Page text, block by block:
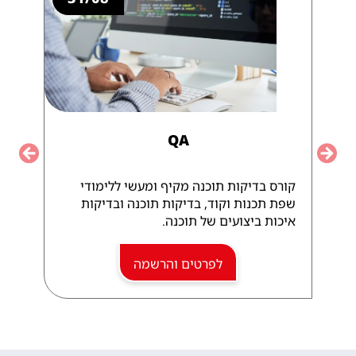
QA
קורס בדיקות תוכנה מקיף ומעשי ללימודי
שפת תכנות וקוד, בדיקות תוכנה ובדיקות
איכות ביצועים של תוכנה.
לפרטים והרשמה
Next